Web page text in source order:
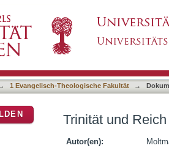
1 Evangelisch-Theologische Fakultät →
Trinität und
Autor(en):